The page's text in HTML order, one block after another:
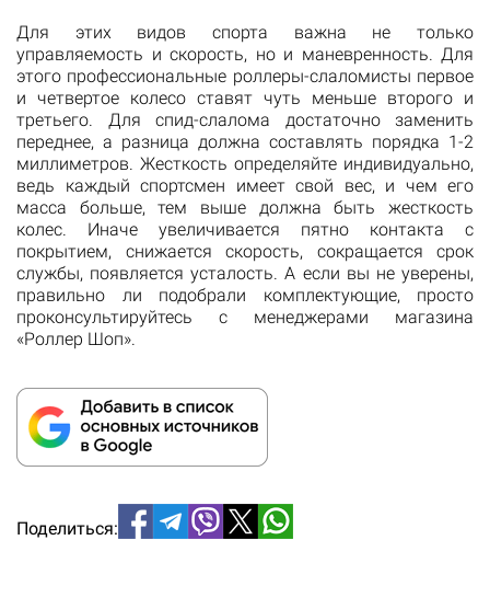
Для этих видов спорта важна не только
управляемость и скорость, но и маневренность. Для
этого профессиональные роллеры-слаломисты первое
и четвертое колесо ставят чуть меньше второго и
третьего. Для спид-слалома достаточно заменить
переднее, а разница должна составлять порядка 1-2
миллиметров. Жесткость определяйте индивидуально,
ведь каждый спортсмен имеет свой вес, и чем его
масса больше, тем выше должна быть жесткость
колес. Иначе увеличивается пятно контакта с
покрытием, снижается скорость, сокращается срок
службы, появляется усталость. А если вы не уверены,
правильно ли подобрали комплектующие, просто
проконсультируйтесь с менеджерами магазина
«Роллер Шоп».
Поделиться: